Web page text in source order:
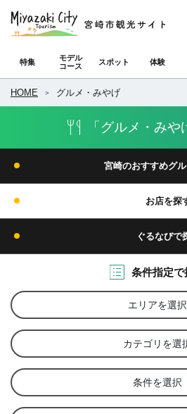
特集
モデル
コース
スポット 体験
HOME グルメ・みやげ
「グルメ・み
宮崎のおすすめグ
お店を探
ぐるなびで
条件指定で
エリアを選択
カテゴリを選
条件を選択